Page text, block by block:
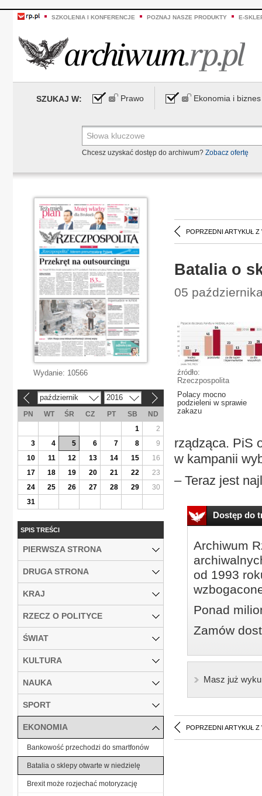
SZKOLENIA I KONFERENCJE POZNAJ NASZE PRODUKTY E-
SZUKAJ W: Prawo Ekonomia i biznes
Chcesz uzyskać dostęp do archiwum? Zobacz ofertę
POPRZEDNI ARTYKUŁ Z
Batalia o
05
źródło:
Rzeczpospolita
Polacy mocno
podzieleni w sprawie
zakazu
rządząca. PiS
w kampanii
– Teraz jest
Dostęp do
Archiwum
od 1993
Ponad
Zamów
Masz już
POPRZEDNI ARTYKUŁ Z
Wydanie: 10566
październik 2016
PN WT ŚR CZ PT SB
ND
1
2
3
4 5 6 7 8
9
10
11 12 13 14 15
16
17
18 19 20 21 22
23
24
25 26 27 28 29
30
31
SPIS TREŚCI
PIERWSZA STRONA
DRUGA STRONA
KRAJ
RZECZ O POLITYCE
ŚWIAT
KULTURA
NAUKA
SPORT
EKONOMIA
Bankowość przechodzi do smartfonów
Batalia o sklepy otwarte w niedzielę
Brexit może rozjechać motoryzację